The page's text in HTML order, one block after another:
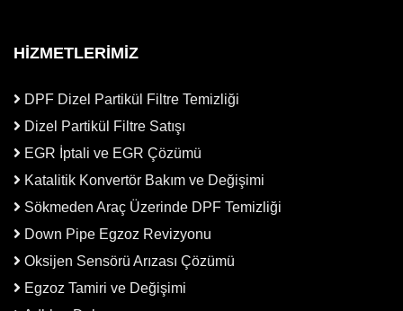
HİZMETLERİMİZ
DPF Dizel Partikül Filtre Temizliği
Dizel Partikül Filtre Satışı
EGR İptali ve EGR Çözümü
Katalitik Konvertör Bakım ve Değişimi
Sökmeden Araç Üzerinde DPF Temizliği
Down Pipe Egzoz Revizyonu
Oksijen Sensörü Arızası Çözümü
Egzoz Tamiri ve Değişimi